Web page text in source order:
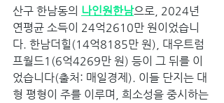
산구 한남동의 나인원한남으로, 2024년
연평균 소득이 24억2610만 원이었습니
다. 한남더힐(14억8185만 원), 대우트럼
프월드1(6억4269만 원) 등이 그 뒤를 이
었습니다(출처: 매일경제). 이들 단지는 대
형 평형이 주를 이루며, 희소성을 중시하는